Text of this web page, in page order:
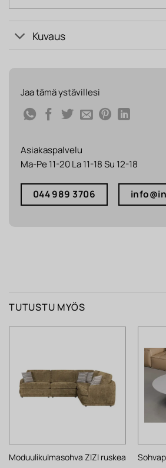
Kuvaus
Jaa tämä ystävillesi
Asiakaspalvelu
Ma-Pe 11-20 La 11-18 Su 12-18
044 989 3706
TUTUSTU MYÖS
Moduulikulmasohva ZIZI ruskea